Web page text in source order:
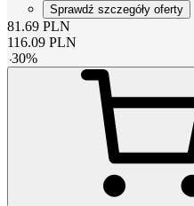
Sprawdź szczegóły oferty
81.69 PLN
116.09 PLN
-30%